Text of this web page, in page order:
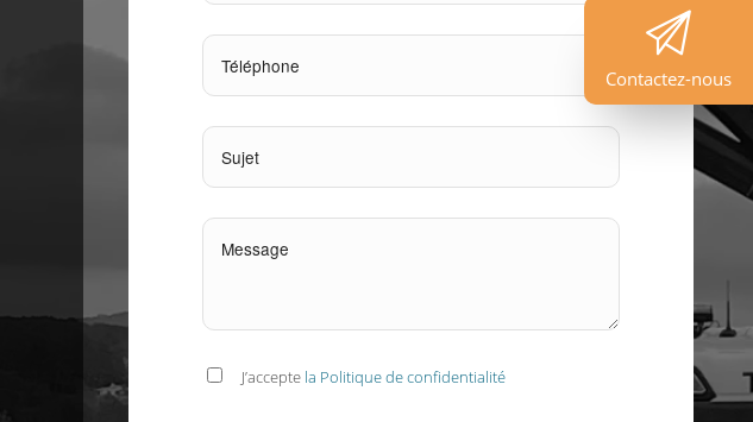
Contactez-nous
J’accepte la Politique de confidentialité